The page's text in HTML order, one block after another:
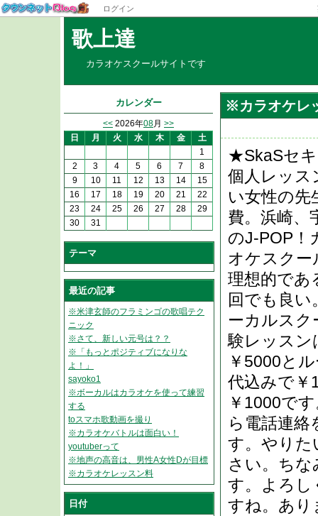
ログイン
歌上達
カラオケスクールサイトです
※カラオケレ
★SkaSセキ
個人レッス
い女性の先
費。浜崎、
のJ-POP！
オケスクー
理想的であ
回でも良い
ーカルス
験レッスン
￥5000と
代込みで￥
￥1000で
ら電話連
す。やりた
さい。ち
す。よろし
すね。あり
カレンダー
<< 2026年08月 >>
日
月 火 水 木 金
土
1
2
3 4 5 6 7
8
9
10 11 12 13 14
15
16
17 18 19 20 21
22
23
24 25 26 27 28
29
30
31
テーマ
最近の記事
※米津玄師のフラミンゴの歌唱テク
ニック
※さて、新しい元号は？？
※「もっとポジティブになりな
よ！」
sayoko1
※ボーカルはカラオケを使って練習
する
toスマホ歌動画を撮り
※カラオケバトルは面白い！
youtuberって
※地声の高音は、男性A女性Dが目標
※カラオケレッスン料
日付